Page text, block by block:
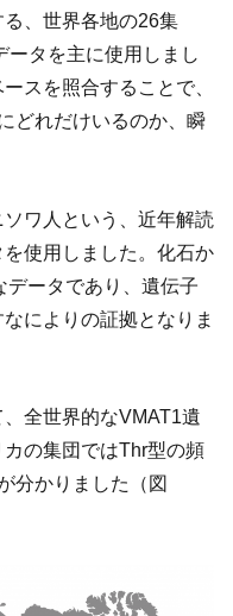
、世界各地の26集
ータを主に使用しまし
スを照合することで、
どれだけいるのか、瞬
ワ人という、近年解読
使用しました。化石か
データであり、遺伝子
によりの証拠となりま
全世界的なVMAT1遺
の集団ではThr型の頻
分かりました（図